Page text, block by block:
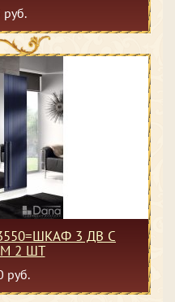
3 ДВ С
2 ШТ
руб.